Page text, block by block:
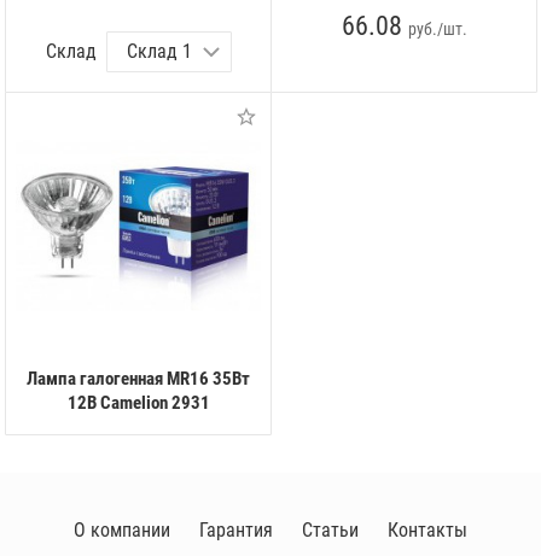
Склад
66.08 руб./шт.
Лампа галогенная MR16 35Вт
12В Camelion 2931
О компании Гарантия Статьи
Контакты